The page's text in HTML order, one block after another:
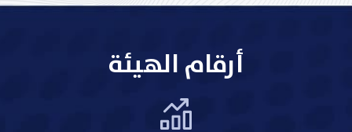
أرقام الهيئة